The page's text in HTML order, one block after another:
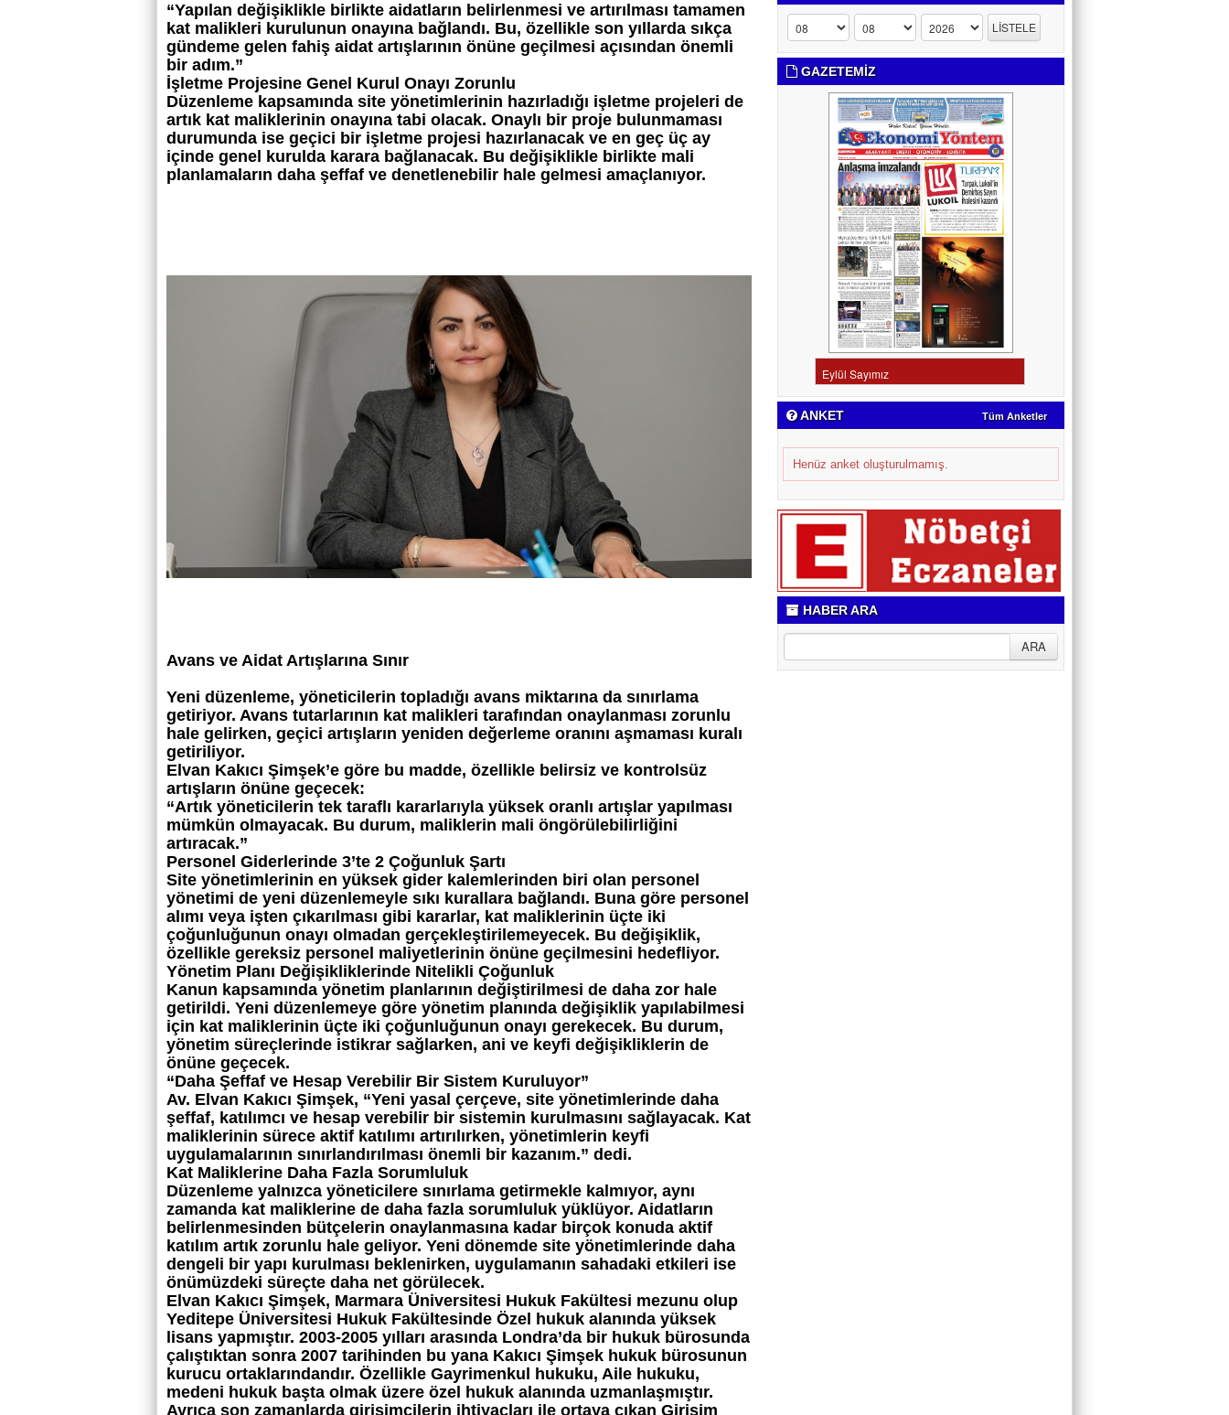
“Yapılan değişiklikle birlikte aidatların belirlenmesi ve artırılması tamamen
kat malikleri kurulunun onayına bağlandı. Bu, özellikle son yıllarda sıkça
gündeme gelen fahiş aidat artışlarının önüne geçilmesi açısından önemli
bir adım.”
İşletme Projesine Genel Kurul Onayı Zorunlu
Düzenleme kapsamında site yönetimlerinin hazırladığı işletme projeleri de
artık kat maliklerinin onayına tabi olacak. Onaylı bir proje bulunmaması
durumunda ise geçici bir işletme projesi hazırlanacak ve en geç üç ay
içinde genel kurulda karara bağlanacak. Bu değişiklikle birlikte mali
planlamaların daha şeffaf ve denetlenebilir hale gelmesi amaçlanıyor.
Avans ve Aidat Artışlarına Sınır
Yeni düzenleme, yöneticilerin topladığı avans miktarına da sınırlama
getiriyor. Avans tutarlarının kat malikleri tarafından onaylanması zorunlu
hale gelirken, geçici artışların yeniden değerleme oranını aşmaması kuralı
getiriliyor.
Elvan Kakıcı Şimşek’e göre bu madde, özellikle belirsiz ve kontrolsüz
artışların önüne geçecek:
“Artık yöneticilerin tek taraflı kararlarıyla yüksek oranlı artışlar yapılması
mümkün olmayacak. Bu durum, maliklerin mali öngörülebilirliğini
artıracak.”
Personel Giderlerinde 3’te 2 Çoğunluk Şartı
Site yönetimlerinin en yüksek gider kalemlerinden biri olan personel
yönetimi de yeni düzenlemeyle sıkı kurallara bağlandı. Buna göre personel
alımı veya işten çıkarılması gibi kararlar, kat maliklerinin üçte iki
çoğunluğunun onayı olmadan gerçekleştirilemeyecek. Bu değişiklik,
özellikle gereksiz personel maliyetlerinin önüne geçilmesini hedefliyor.
Yönetim Planı Değişikliklerinde Nitelikli Çoğunluk
Kanun kapsamında yönetim planlarının değiştirilmesi de daha zor hale
getirildi. Yeni düzenlemeye göre yönetim planında değişiklik yapılabilmesi
için kat maliklerinin üçte iki çoğunluğunun onayı gerekecek. Bu durum,
yönetim süreçlerinde istikrar sağlarken, ani ve keyfi değişikliklerin de
önüne geçecek.
“Daha Şeffaf ve Hesap Verebilir Bir Sistem Kuruluyor”
Av. Elvan Kakıcı Şimşek, “Yeni yasal çerçeve, site yönetimlerinde daha
şeffaf, katılımcı ve hesap verebilir bir sistemin kurulmasını sağlayacak. Kat
maliklerinin sürece aktif katılımı artırılırken, yönetimlerin keyfi
uygulamalarının sınırlandırılması önemli bir kazanım.” dedi.
Kat Maliklerine Daha Fazla Sorumluluk
Düzenleme yalnızca yöneticilere sınırlama getirmekle kalmıyor, aynı
zamanda kat maliklerine de daha fazla sorumluluk yüklüyor. Aidatların
belirlenmesinden bütçelerin onaylanmasına kadar birçok konuda aktif
katılım artık zorunlu hale geliyor. Yeni dönemde site yönetimlerinde daha
dengeli bir yapı kurulması beklenirken, uygulamanın sahadaki etkileri ise
önümüzdeki süreçte daha net görülecek.
Elvan Kakıcı Şimşek, Marmara Üniversitesi Hukuk Fakültesi mezunu olup
Yeditepe Üniversitesi Hukuk Fakültesinde Özel hukuk alanında yüksek
lisans yapmıştır. 2003-2005 yılları arasında Londra’da bir hukuk bürosunda
çalıştıktan sonra 2007 tarihinden bu yana Kakıcı Şimşek hukuk bürosunun
kurucu ortaklarındandır. Özellikle Gayrimenkul hukuku, Aile hukuku,
medeni hukuk başta olmak üzere özel hukuk alanında uzmanlaşmıştır.
Ayrıca son zamanlarda girişimcilerin ihtiyaçları ile ortaya çıkan Girişim
GAZETEMİZ
ANKET Tüm Anketler
Henüz anket oluşturulmamış.
HABER ARA